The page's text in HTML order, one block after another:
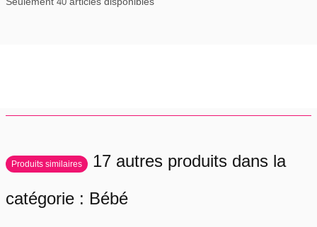
Produits similaires
17 autres produits dans la
catégorie : Bébé